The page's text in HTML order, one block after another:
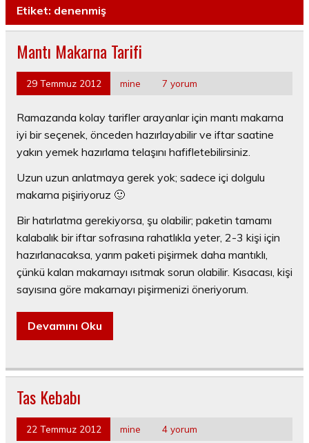
Etiket: denenmiş
Mantı Makarna Tarifi
29 Temmuz 2012 mine 7 yorum
Ramazanda kolay tarifler arayanlar için mantı makarna
iyi bir seçenek, önceden hazırlayabilir ve iftar saatine
yakın yemek hazırlama telaşını hafifletebilirsiniz.
Uzun uzun anlatmaya gerek yok; sadece içi dolgulu
makarna pişiriyoruz 🙂
Bir hatırlatma gerekiyorsa, şu olabilir; paketin tamamı
kalabalık bir iftar sofrasına rahatlıkla yeter, 2-3 kişi için
hazırlanacaksa, yarım paketi pişirmek daha mantıklı,
çünkü kalan makarnayı ısıtmak sorun olabilir. Kısacası, kişi
sayısına göre makarnayı pişirmenizi öneriyorum.
Devamını Oku
Tas Kebabı
22 Temmuz 2012 mine 4 yorum